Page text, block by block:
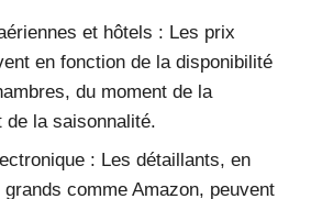
et hôtels : Les prix
en fonction de la disponibilité
du moment de la
de la saisonnalité.
: Les détaillants, en
comme Amazon, peuvent